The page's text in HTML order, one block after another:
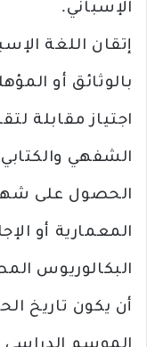
الإسباني.
إتقان اللغة
بالوثائق أو
اجتياز مقابلة
الشفهي
الحصول على
المعمارية أو
البكالوريوس
أن يكون تاريخ